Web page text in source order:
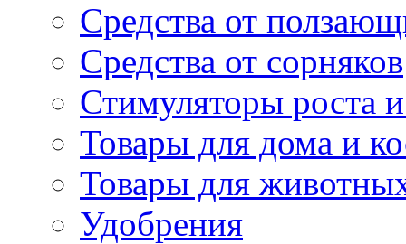
Средства от
Средства от сорняков
Стимуляторы роста и
Товары для дома и
Товары для
Удобрения